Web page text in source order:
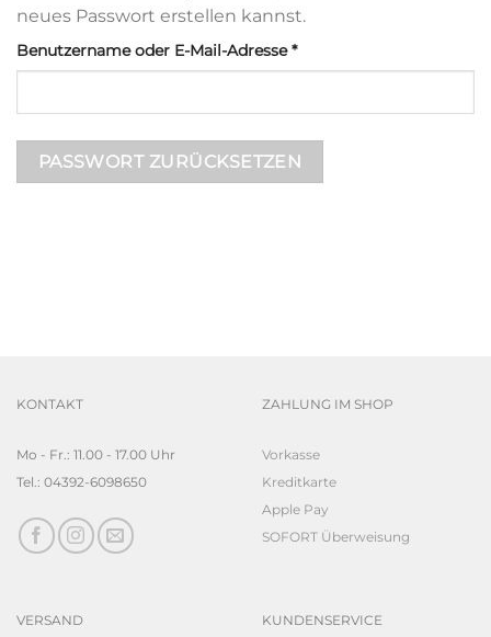
neues Passwort erstellen kannst.
Benutzername oder E-Mail-Adresse*Erforderlich
PASSWORT ZURÜCKSETZEN
KONTAKT
Mo - Fr.: 11.00 - 17.00 Uhr
Tel.: 04392-6098650
ZAHLUNG IM SHOP
Vorkasse
Kreditkarte
Apple Pay
SOFORT Überweisung
VERSAND KUNDENSERVICE